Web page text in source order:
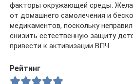
факторы окружающей среды.
от домашнего самолечения и
медикаментов, поскольку
снизить естественную защиту
привести к активизации ВПЧ.
Рейтинг